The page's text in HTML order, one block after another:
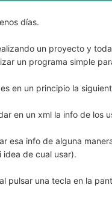
días.
un proyecto y
un programa simple
en un principio la
en un xml la info de los
esa info de alguna
idea de cual usar).
pulsar una tecla en la